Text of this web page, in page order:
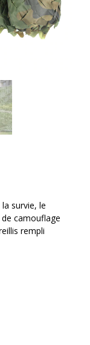
survie, le
camouflage
rempli